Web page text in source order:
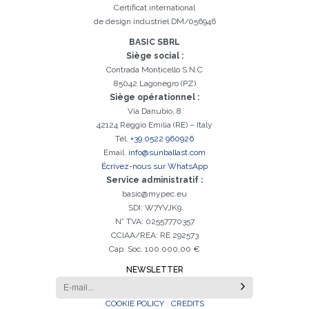
Certificat international
de design industriel DM/056946
BASIC SBRL
Siège social :
Contrada Monticello S.N.C
85042 Lagonegro (PZ)
Siège opérationnel :
Via Danubio, 8
42124 Reggio Emilia (RE) – Italy
Tél. +39 0522 960926
Email. info@sunballast.com
Écrivez-nous sur WhatsApp
Service administratif :
basic@mypec.eu
SDI: W7YVJK9
N° TVA: 02557770357
CCIAA/REA: RE 292573
Cap. Soc. 100.000,00 €
NEWSLETTER
COOKIE POLICY CREDITS